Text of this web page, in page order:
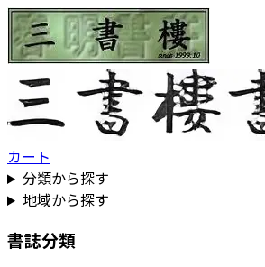
カート
分類から探す
地域から探す
書誌分類